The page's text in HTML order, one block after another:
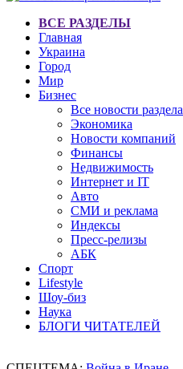
ВСЕ РАЗДЕЛЫ
Главная
Украина
Город
Мир
Бизнес
Все новости раздела
Экономика
Новости компаний
Финансы
Недвижимость
Интернет и IT
Авто
СМИ и реклама
Индексы
Пресс-релизы
АБК
Спорт
Lifestyle
Шоу-биз
Наука
БЛОГИ ЧИТАТЕЛЕЙ